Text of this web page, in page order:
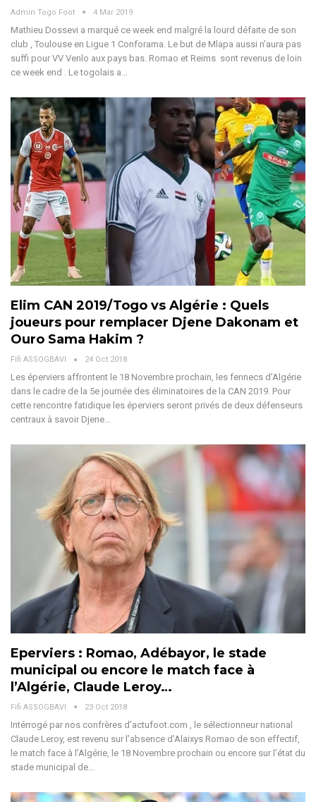
Admin Togo Foot 4 Mar 2019
Mathieu Dossevi a marqué ce week end malgré la lourd défaite de son
club , Toulouse en Ligue 1 Conforama. Le but de Mlapa aussi n’aura pas
suffi pour VV Venlo aux pays bas. Romao et Reims sont revenus de loin
ce week end . Le togolais a…
Elim CAN 2019/Togo vs Algérie : Quels
joueurs pour remplacer Djene Dakonam et
Ouro Sama Hakim ?
Fifi ASSOGBAVI 24 Oct 2018
Les éperviers affrontent le 18 Novembre prochain, les fennecs d’Algérie
dans le cadre de la 5e journée des éliminatoires de la CAN 2019. Pour
cette rencontre fatidique les éperviers seront privés de deux défenseurs
centraux à savoir Djene…
Eperviers : Romao, Adébayor, le stade
municipal ou encore le match face à
l’Algérie, Claude Leroy…
Fifi ASSOGBAVI 23 Oct 2018
Intérrogé par nos confrères d’actufoot.com , le sélectionneur national
Claude Leroy, est revenu sur l’absence d’Alaixys Romao de son effectif,
le match face à l’Algérie, le 18 Novembre prochain ou encore sur l’état du
stade municipal de…